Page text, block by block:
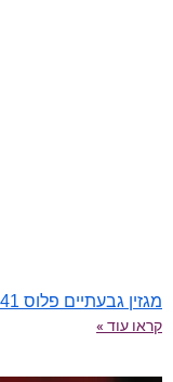
מגזין גבעתיים פלוס 141
קראו עוד »